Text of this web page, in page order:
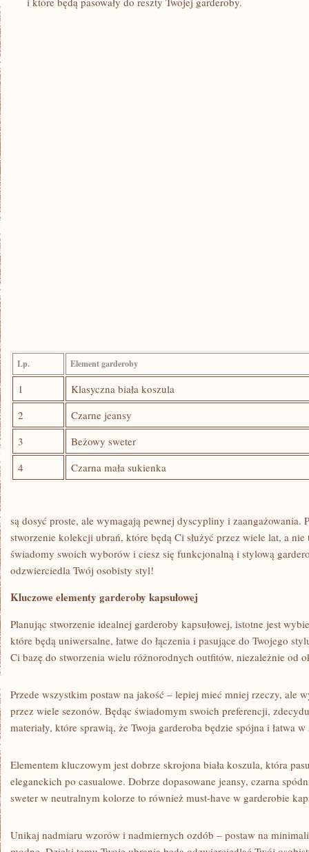
Lp. Element garderoby
1
Klasyczna biała koszula
2
Czarne ‌jeansy
3
Beżowy sweter
4
Czarna mała sukienka
są dosyć proste, ale wymagają pewnej dyscypliny i ⁢zaangażowania.‌
stworzenie⁣ kolekcji ubrań, które będą Ci⁢ służyć przez wiele lat,‍ a
świadomy swoich wyborów⁣ i ciesz się funkcjonalną i stylową
odzwierciedla Twój osobisty styl!
Kluczowe elementy garderoby kapsułowej
Planując stworzenie idealnej garderoby ​kapsułowej, istotne⁣ jest
które będą uniwersalne,‍ łatwe ‍do łączenia ​i pasujące do Twojego
Ci‍ bazę do stworzenia‍ wielu ​różnorodnych outfitów, niezależnie​ od
Przede⁣ wszystkim postaw na jakość – lepiej mieć mniej rzeczy,⁤ ale
przez wiele ⁤sezonów. Będąc świadomym swoich⁢ preferencji,
⁣materiały, które sprawią, ⁣że Twoja garderoba będzie spójna i łatwa
Elementem kluczowym jest dobrze skrojona biała ⁤koszula, która
eleganckich po casualowe. Dobrze‍ dopasowane⁤ jeansy, czarna
sweter w⁢ neutralnym kolorze to również must-have w garderobie‌
Unikaj nadmiaru wzorów i‌ nadmiernych ozdób – postaw⁤ na